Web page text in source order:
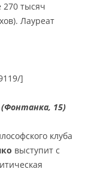
270 тысяч
Лауреат
]
(Фонтанка, 15)
клуба
выступит с